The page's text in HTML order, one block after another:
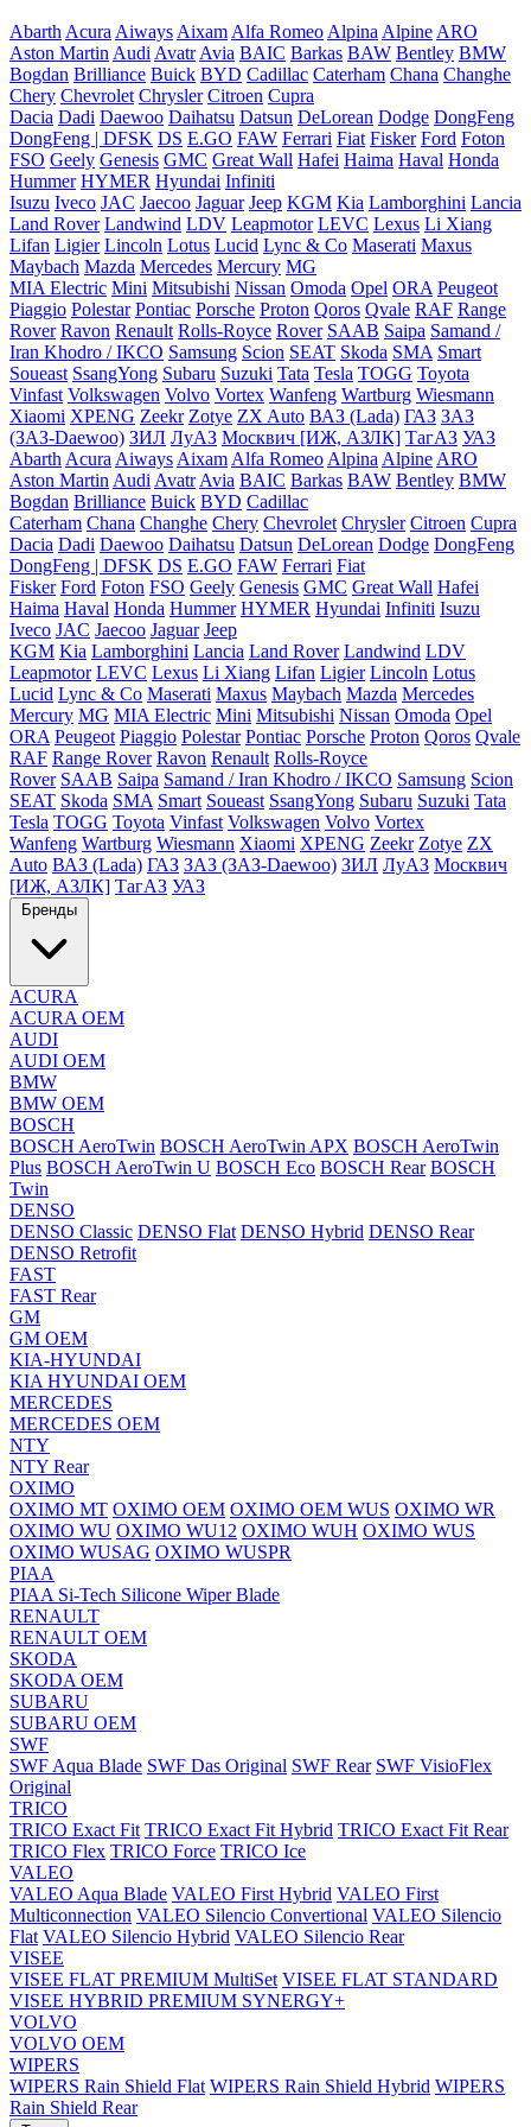
Abarth Acura Aiways Aixam Alfa Romeo Alpina Alpine ARO
Aston Martin Audi Avatr Avia BAIC Barkas BAW Bentley BMW
Bogdan Brilliance Buick BYD Cadillac Caterham Chana Changhe
Chery Chevrolet Chrysler Citroen Cupra
Dacia Dadi Daewoo Daihatsu Datsun DeLorean Dodge DongFeng
DongFeng | DFSK DS E.GO FAW Ferrari Fiat Fisker Ford Foton
FSO Geely Genesis GMC Great Wall Hafei Haima Haval Honda
Hummer HYMER Hyundai Infiniti
Isuzu Iveco JAC Jaecoo Jaguar Jeep KGM Kia Lamborghini Lancia
Land Rover Landwind LDV Leapmotor LEVC Lexus Li Xiang
Lifan Ligier Lincoln Lotus Lucid Lync & Co Maserati Maxus
Maybach Mazda Mercedes Mercury MG
MIA Electric Mini Mitsubishi Nissan Omoda Opel ORA Peugeot
Piaggio Polestar Pontiac Porsche Proton Qoros Qvale RAF Range
Rover Ravon Renault Rolls-Royce Rover SAAB Saipa Samand /
Iran Khodro / IKCO Samsung Scion SEAT Skoda SMA Smart
Soueast SsangYong Subaru Suzuki Tata Tesla TOGG Toyota
Vinfast Volkswagen Volvo Vortex Wanfeng Wartburg Wiesmann
Xiaomi XPENG Zeekr Zotye ZX Auto ВАЗ (Lada) ГАЗ ЗАЗ
(ЗАЗ-Daewoo) ЗИЛ ЛуАЗ Москвич [ИЖ, АЗЛК] ТагАЗ УАЗ
Abarth Acura Aiways Aixam Alfa Romeo Alpina Alpine ARO
Aston Martin Audi Avatr Avia BAIC Barkas BAW Bentley BMW
Bogdan Brilliance Buick BYD Cadillac
Caterham Chana Changhe Chery Chevrolet Chrysler Citroen Cupra
Dacia Dadi Daewoo Daihatsu Datsun DeLorean Dodge DongFeng
DongFeng | DFSK DS E.GO FAW Ferrari Fiat
Fisker Ford Foton FSO Geely Genesis GMC Great Wall Hafei
Haima Haval Honda Hummer HYMER Hyundai Infiniti Isuzu
Iveco JAC Jaecoo Jaguar Jeep
KGM Kia Lamborghini Lancia Land Rover Landwind LDV
Leapmotor LEVC Lexus Li Xiang Lifan Ligier Lincoln Lotus
Lucid Lync & Co Maserati Maxus Maybach Mazda Mercedes
Mercury MG MIA Electric Mini Mitsubishi Nissan Omoda Opel
ORA Peugeot Piaggio Polestar Pontiac Porsche Proton Qoros Qvale
RAF Range Rover Ravon Renault Rolls-Royce
Rover SAAB Saipa Samand / Iran Khodro / IKCO Samsung Scion
SEAT Skoda SMA Smart Soueast SsangYong Subaru Suzuki Tata
Tesla TOGG Toyota Vinfast Volkswagen Volvo Vortex
Wanfeng Wartburg Wiesmann Xiaomi XPENG Zeekr Zotye ZX
Auto ВАЗ (Lada) ГАЗ ЗАЗ (ЗАЗ-Daewoo) ЗИЛ ЛуАЗ Москвич
[ИЖ, АЗЛК] ТагАЗ УАЗ
Бренды
ACURA
ACURA OEM
AUDI
AUDI OEM
BMW
BMW OEM
BOSCH
BOSCH AeroTwin BOSCH AeroTwin APX BOSCH AeroTwin
Plus BOSCH AeroTwin U BOSCH Eco BOSCH Rear BOSCH
Twin
DENSO
DENSO Classic DENSO Flat DENSO Hybrid DENSO Rear
DENSO Retrofit
FAST
FAST Rear
GM
GM OEM
KIA-HYUNDAI
KIA HYUNDAI OEM
MERCEDES
MERCEDES OEM
NTY
NTY Rear
OXIMO
OXIMO MT OXIMO OEM OXIMO OEM WUS OXIMO WR
OXIMO WU OXIMO WU12 OXIMO WUH OXIMO WUS
OXIMO WUSAG OXIMO WUSPR
PIAA
PIAA Si-Tech Silicone Wiper Blade
RENAULT
RENAULT OEM
SKODA
SKODA OEM
SUBARU
SUBARU OEM
SWF
SWF Aqua Blade SWF Das Original SWF Rear SWF VisioFlex
Original
TRICO
TRICO Exact Fit TRICO Exact Fit Hybrid TRICO Exact Fit Rear
TRICO Flex TRICO Force TRICO Ice
VALEO
VALEO Aqua Blade VALEO First Hybrid VALEO First
Multiconnection VALEO Silencio Convertional VALEO Silencio
Flat VALEO Silencio Hybrid VALEO Silencio Rear
VISEE
VISEE FLAT PREMIUM MultiSet VISEE FLAT STANDARD
VISEE HYBRID PREMIUM SYNERGY+
VOLVO
VOLVO OEM
WIPERS
WIPERS Rain Shield Flat WIPERS Rain Shield Hybrid WIPERS
Rain Shield Rear